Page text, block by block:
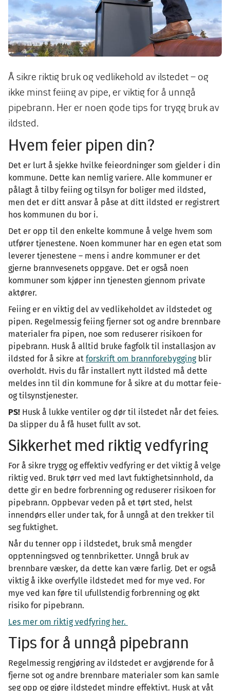
Å sikre riktig bruk og vedlikehold av ilstedet – og
ikke minst feiing av pipe, er viktig for å unngå
pipebrann. Her er noen gode tips for trygg bruk av
ildsted.
Hvem feier pipen din?
Det er lurt å sjekke hvilke feieordninger som gjelder i din
kommune. Dette kan nemlig variere. Alle kommuner er
pålagt å tilby feiing og tilsyn for boliger med ildsted,
men det er ditt ansvar å påse at ditt ildsted er registrert
hos kommunen du bor i.
Det er opp til den enkelte kommune å velge hvem som
utfører tjenestene. Noen kommuner har en egen etat som
leverer tjenestene – mens i andre kommuner er det
gjerne brannvesenets oppgave. Det er også noen
kommuner som kjøper inn tjenesten gjennom private
aktører.
Feiing er en viktig del av vedlikeholdet av ildstedet og
pipen. Regelmessig feiing fjerner sot og andre brennbare
materialer fra pipen, noe som reduserer risikoen for
pipebrann. Husk å alltid bruke fagfolk til installasjon av
ildsted for å sikre at forskrift om brannforebyggingblir
overholdt. Hvis du får installert nytt ildsted må dette
meldes inn til din kommune for å sikre at du mottar feie-
og tilsynstjenester.
PS! Husk å lukke ventiler og dør til ilstedet når det feies.
Da slipper du å få huset fullt av sot.
Sikkerhet med riktig vedfyring
For å sikre trygg og effektiv vedfyring er det viktig å velge
riktig ved. Bruk tørr ved med lavt fuktighetsinnhold, da
dette gir en bedre forbrenning og reduserer risikoen for
pipebrann. Oppbevar veden på et tørt sted, helst
innendørs eller under tak, for å unngå at den trekker til
seg fuktighet.
Når du tenner opp i ildstedet, bruk små mengder
opptenningsved og tennbriketter. Unngå bruk av
brennbare væsker, da dette kan være farlig. Det er også
viktig å ikke overfylle ildstedet med for mye ved. For
mye ved kan føre til ufullstendig forbrenning og økt
risiko for pipebrann.
Les mer om riktig vedfyring her.
Tips for å unngå pipebrann
Regelmessig rengjøring av ildstedet er avgjørende for å
fjerne sot og andre brennbare materialer som kan samle
seg opp og gjøre ildstedet mindre effektivt. Husk at våt